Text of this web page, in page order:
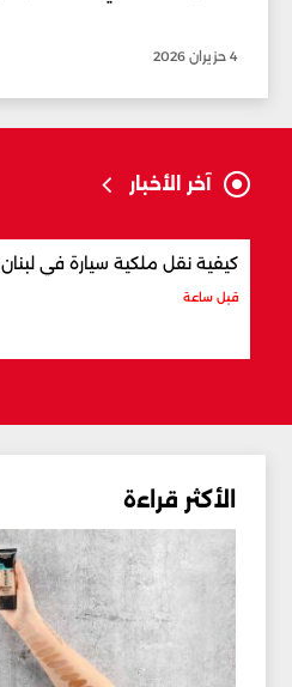
4 حزيران 2026
آخر الأخبار
كيفية نقل ملكية سيارة في لبنان
قبل ساعة
الأكثر قراءة